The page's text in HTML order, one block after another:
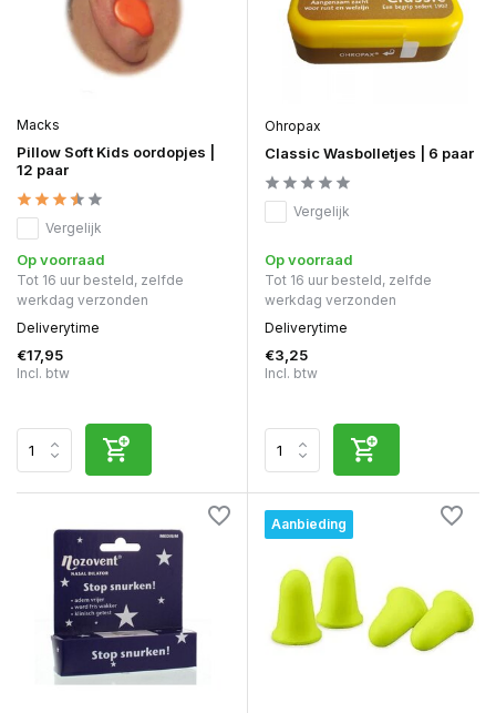
Macks
Pillow Soft Kids oordopjes |
12 paar
Vergelijk
Op voorraad
Tot 16 uur besteld, zelfde
werkdag verzonden
Deliverytime
€17,95
Incl. btw
Ohropax
Classic Wasbolletjes | 6 paar
Vergelijk
Op voorraad
Tot 16 uur besteld, zelfde
werkdag verzonden
Deliverytime
€3,25
Incl. btw
Aanbieding